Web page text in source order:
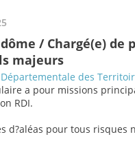
/ Chargé(e)
majeurs
des
a pour missions
RDI.
d?aléas pour tous risques